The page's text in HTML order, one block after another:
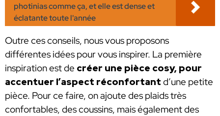
photinias comme ça, et elle est dense et
éclatante toute l'année
Outre ces conseils, nous vous proposons
différentes idées pour vous inspirer. La première
inspiration est de créer une pièce cosy, pour
accentuer l’aspect réconfortant d’une petite
pièce. Pour ce faire, on ajoute des plaids très
confortables, des coussins, mais également des